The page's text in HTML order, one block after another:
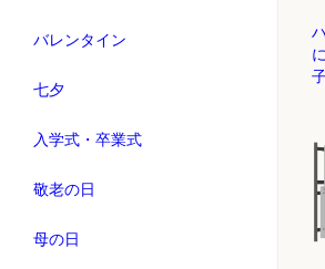
バレンタイン
七夕
入学式・卒業式
敬老の日
母の日